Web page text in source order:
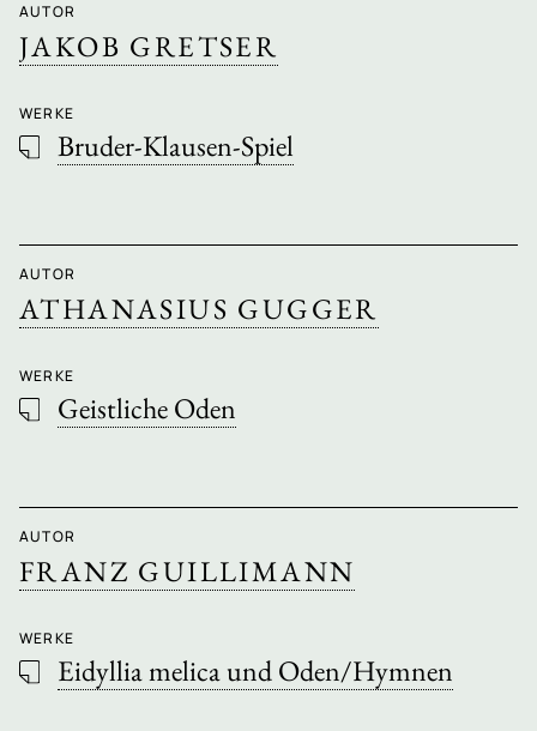
AUTOR
JAKOB GRETSER
WERKE
Bruder-Klausen-Spiel
AUTOR
ATHANASIUS GUGGER
WERKE
Geistliche Oden
AUTOR
FRANZ GUILLIMANN
WERKE
Eidyllia melica und Oden/Hymnen